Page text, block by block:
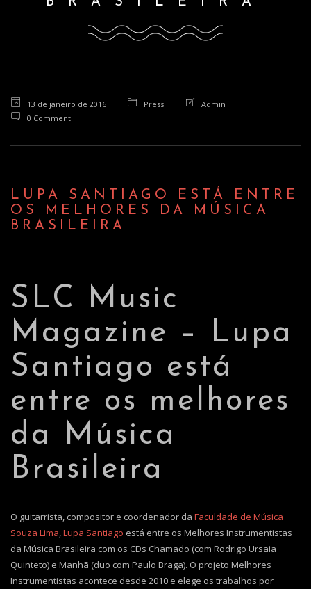
13 de janeiro de 2016 Press
Admin
0 Comment
LUPA SANTIAGO ESTÁ ENTRE
OS MELHORES DA MÚSICA
BRASILEIRA
SLC Music
Magazine – Lupa
Santiago está
entre os melhores
da Música
Brasileira
O guitarrista, compositor e coordenador da Faculdade de Música
Souza Lima Lupa Santiago está entre os Melhores Instrumentistas
da Música Brasileira com os CDs Chamado (com Rodrigo Ursaia
Quinteto) e Manhã (duo com Paulo Braga). O projeto Melhores
Instrumentistas acontece desde 2010 e elege os trabalhos por